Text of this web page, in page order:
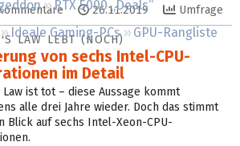
RTX 5000 „Deals“
Ideale Gaming-PCs
GPU-Rangliste
26.11.2019 Umfrage
LAW LEBT (NOCH)
von sechs Intel-CPU-
im Detail
Law ist tot – diese Aussage kommt
alle drei Jahre wieder. Doch das stimmt
Blick auf sechs Intel-Xeon-CPU-